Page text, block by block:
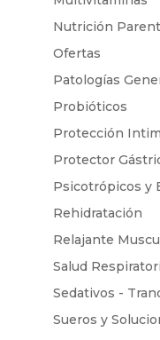
Nutrición
Ofertas
Patologías
Probióticos
Protección
Protector
Psicotrópicos y
Rehidratación
Relajante
Salud
Sedativos -
Sueros y